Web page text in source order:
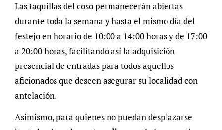
Las taquillas del coso permanecerán abiertas
durante toda la semana y hasta el mismo día del
festejo en horario de 10:00 a 14:00 horas y de 17:00
a 20:00 horas, facilitando así la adquisición
presencial de entradas para todos aquellos
aficionados que deseen asegurar su localidad con
antelación.
Asimismo, para quienes no puedan desplazarse